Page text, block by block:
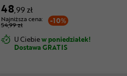
48,99 zł
-10%
Najniższa cena:
54,99 zł
U Ciebiew poniedziałek!
Dostawa GRATIS